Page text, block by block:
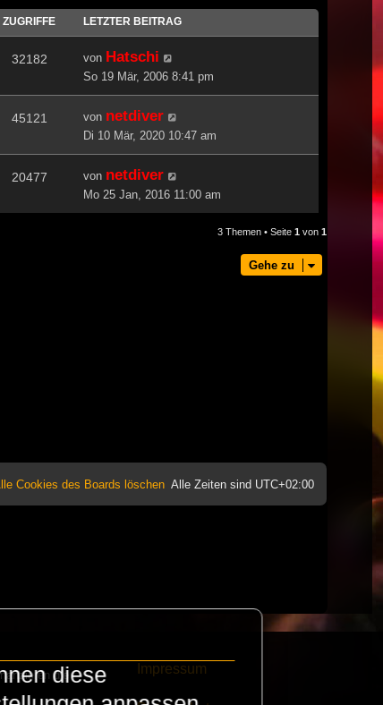
ZUGRIFFE LETZTER BEITRAG
32182 von Hatschi
So 19 Mär, 2006 8:41 pm
45121 von netdiver
Di 10 Mär, 2020 10:47 am
20477 von netdiver
Mo 25 Jan, 2016 11:00 am
3 Themen • Seite 1 von 1
Gehe zu
Alle Zeiten sind UTC+02:00
Cookies des Boards löschen
die
Impressum
diese